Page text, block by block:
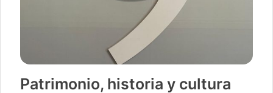
Patrimonio, historia y cultura